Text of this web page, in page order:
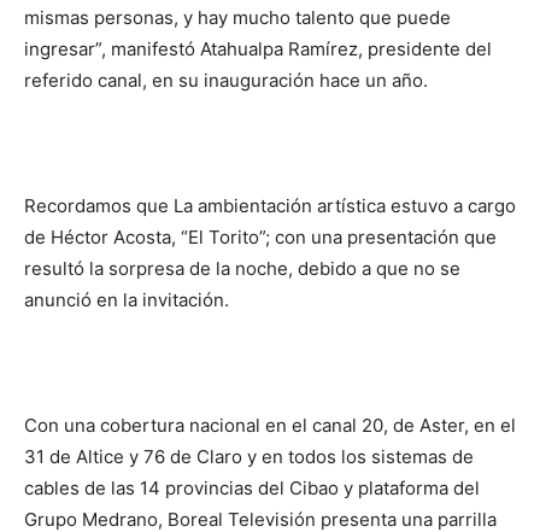
mismas personas, y hay mucho talento que puede
ingresar”, manifestó Atahualpa Ramírez, presidente del
referido canal, en su inauguración hace un año.
Recordamos que La ambientación artística estuvo a cargo
de Héctor Acosta, “El Torito”; con una presentación que
resultó la sorpresa de la noche, debido a que no se
anunció en la invitación.
Con una cobertura nacional en el canal 20, de Aster, en el
31 de Altice y 76 de Claro y en todos los sistemas de
cables de las 14 provincias del Cibao y plataforma del
Grupo Medrano, Boreal Televisión presenta una parrilla